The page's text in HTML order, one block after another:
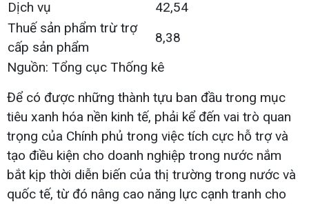
Dịch vụ
42,54
Thuế sản phẩm trừ trợ
cấp sản phẩm
8,38
Nguồn: Tổng cục Thống kê
Để có được những thành tựu ban đầu trong mục
tiêu xanh hóa nền kinh tế, phải kể đến vai trò quan
trọng của Chính phủ trong việc tích cực hỗ trợ và
tạo điều kiện cho doanh nghiệp trong nước nắm
bắt kịp thời diễn biến của thị trường trong nước và
quốc tế, từ đó nâng cao năng lực cạnh tranh cho